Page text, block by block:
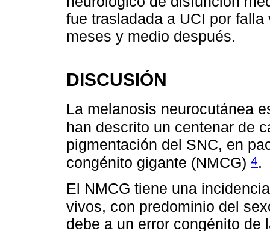
fue trasladada a UCI por
meses y medio después.
DISCUSIÓN
La melanosis neurocutánea
han descrito un centenar de
pigmentación del SNC, en
congénito gigante (NMCG) 4.
El NMCG tiene una
vivos, con predominio del
debe a un error congénito de